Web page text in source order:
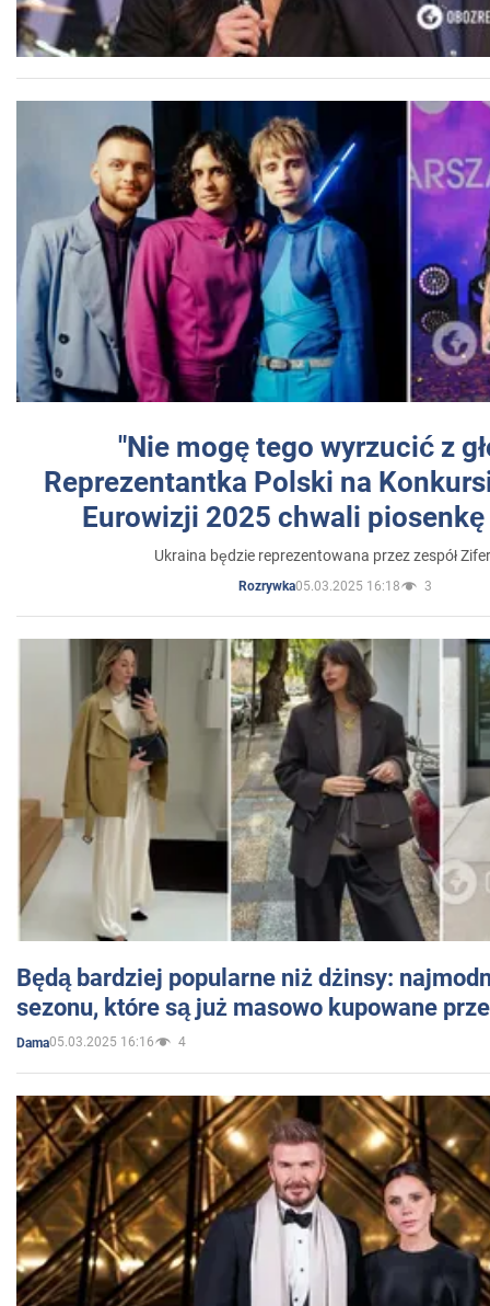
"Nie mogę tego wyrzucić z
Reprezentantka Polski na
Eurowizji 2025 chwali
Ukraina będzie reprezentowana przez zespół
Rozrywka05.03.2025 16:18 3
Będą bardziej popularne niż dżinsy:
sezonu, które są już masowo kupowane
Dama05.03.2025 16:16 4